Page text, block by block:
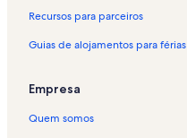
Recursos para parceiros
Guias de alojamentos para férias
Empresa
Quem somos